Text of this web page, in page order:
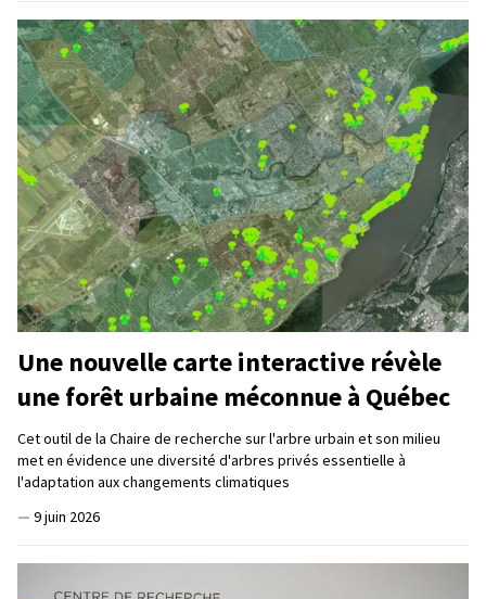
Une nouvelle carte interactive révèle
une forêt urbaine méconnue à Québec
Cet outil de la Chaire de recherche sur l'arbre urbain et son milieu
met en évidence une diversité d'arbres privés essentielle à
l'adaptation aux changements climatiques
— 9 juin 2026